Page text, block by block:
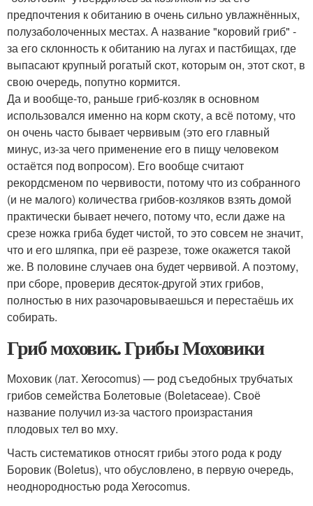
предпочтения к обитанию в очень сильно увлажнённых,
полузаболоченных местах. А название "коровий гриб" -
за его склонность к обитанию на лугах и пастбищах, где
выпасают крупный рогатый скот, которым он, этот скот, в
свою очередь, попутно кормится.
Да и вообще-то, раньше гриб-козляк в основном
использовался именно на корм скоту, а всё потому, что
он очень часто бывает червивым (это его главный
минус, из-за чего применение его в пищу человеком
остаётся под вопросом). Его вообще считают
рекордсменом по червивости, потому что из собранного
(и не малого) количества грибов-козляков взять домой
практически бывает нечего, потому что, если даже на
срезе ножка гриба будет чистой, то это совсем не значит,
что и его шляпка, при её разрезе, тоже окажется такой
же. В половине случаев она будет червивой. А поэтому,
при сборе, проверив десяток-другой этих грибов,
полностью в них разочаровываешься и перестаёшь их
собирать.
Гриб моховик. Грибы Моховики
Моховик (лат. Xerocomus) — род съедобных трубчатых
грибов семейства Болетовые (Boletaceae). Своё
название получил из-за частого произрастания
плодовых тел во мху.
Часть систематиков относят грибы этого рода к роду
Боровик (Boletus), что обусловлено, в первую очередь,
неоднородностью рода Xerocomus.